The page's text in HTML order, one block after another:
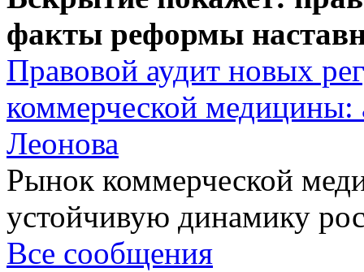
факты реформы
Правовой аудит новых
коммерческой медицины:
Леонова
Рынок коммерческой
устойчивую динамику
Все сообщения